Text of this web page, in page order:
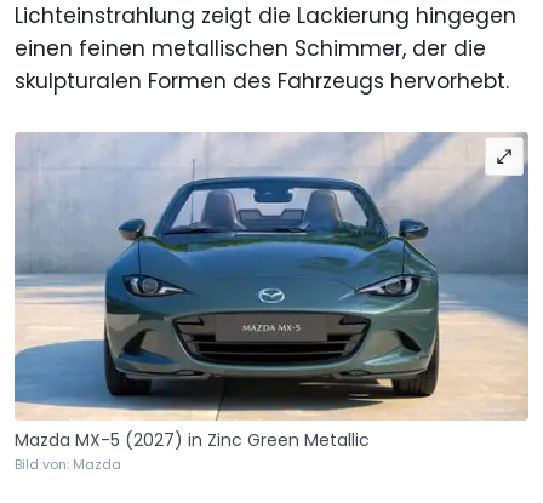
Lichteinstrahlung zeigt die Lackierung hingegen
einen feinen metallischen Schimmer, der die
skulpturalen Formen des Fahrzeugs hervorhebt.
Mazda MX-5 (2027) in Zinc Green Metallic
Bild von: Mazda